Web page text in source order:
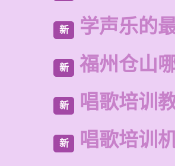
新 学声乐的
新 福州仓山
新 唱歌培训
新 唱歌培训